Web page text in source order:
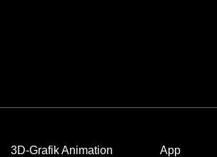
3D-Grafik Animation
App